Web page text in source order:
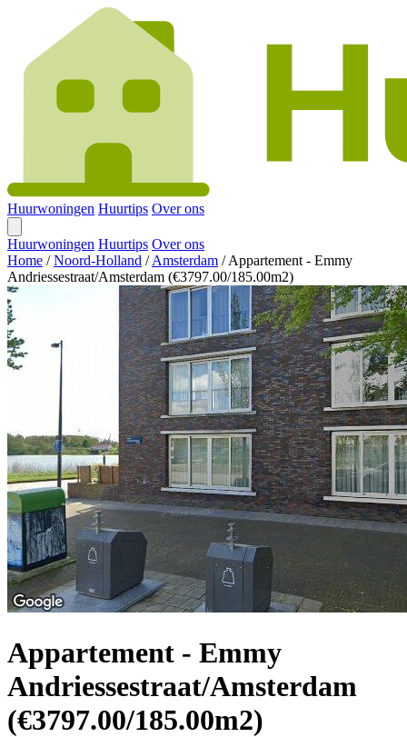
Huurwoningen Huurtips Over ons
Huurwoningen Huurtips Over ons
Home / Noord-Holland /Amsterdam /Appartement - Emmy
Andriessestraat/Amsterdam (€3797.00/185.00m2)
Appartement - Emmy
Andriessestraat/Amsterdam
(€3797.00/185.00m2)